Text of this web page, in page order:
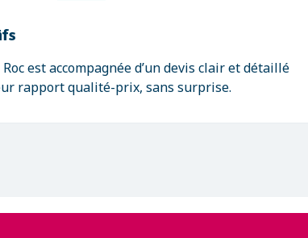
est accompagnée d’un devis clair et détaillé
rapport qualité-prix, sans surprise.